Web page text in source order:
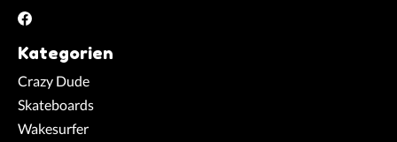
Kategorien
Crazy Dude
Skateboards
Wakesurfer